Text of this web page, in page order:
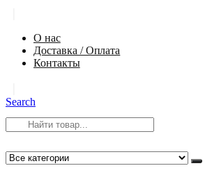
О нас
Доставка / Оплата
Контакты
Search